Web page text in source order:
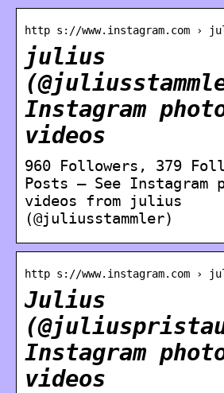
http s://www.instagram.com ›
julius
Instagram
videos
960 Followers, 379
Posts – See Instagram
videos from julius
(@juliusstammler)
http s://www.instagram.com ›
Julius
Instagram
videos